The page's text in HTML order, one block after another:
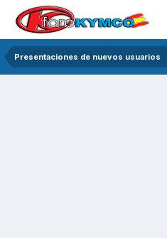
Presentaciones de nuevos usuarios